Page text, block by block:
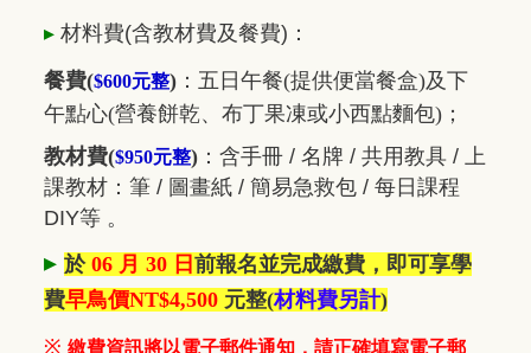
▸ 材料費(含教材費及餐費) ：
餐費($600元整) ：五日 午餐(提供便當餐盒)及下
午點心(營養餅乾、布丁果凍或小西點麵包)；
教材費($950元整) ： 含手冊 / 名牌 / 共用教具 / 上
課教材：筆 / 圖畫紙 / 簡易急救包 / 每日課程
DIY等 。
▸ 於 06 月 30 日 前報名並完成繳費，即可享學
費早鳥價NT$4,500 元整(材料費另計)
※ 繳費資訊將以電子郵件通知，請正確填寫電子郵